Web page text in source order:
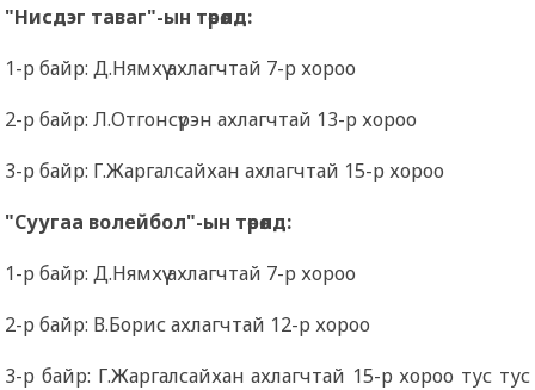
"Нисдэг таваг"-ын төрөлд:
1-р байр: Д.Нямхүү ахлагчтай 7-р хороо
2-р байр: Л.Отгонсүрэн ахлагчтай 13-р хороо
3-р байр: Г.Жаргалсайхан ахлагчтай 15-р хороо
"Суугаа волейбол"-ын төрөлд:
1-р байр: Д.Нямхүү ахлагчтай 7-р хороо
2-р байр: В.Борис ахлагчтай 12-р хороо
3-р байр: Г.Жаргалсайхан ахлагчтай 15-р хороо тус тус